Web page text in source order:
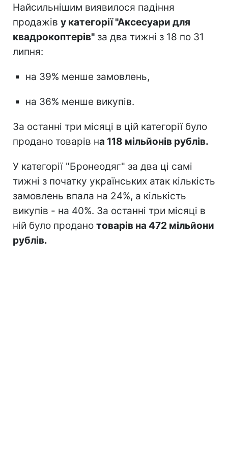
Найсильнішим виявилося падіння
продажів у категорії "Аксесуари для
квадрокоптерів" за два тижні з 18 по 31
липня:
на 39% менше замовлень,
на 36% менше викупів.
За останні три місяці в цій категорії було
продано товарів на 118 мільйонів рублів.
У категорії "Бронеодяг" за два ці самі
тижні з початку українських атак кількість
замовлень впала на 24%, а кількість
викупів - на 40%. За останні три місяці в
ній було продано товарів на 472 мільйони
рублів.